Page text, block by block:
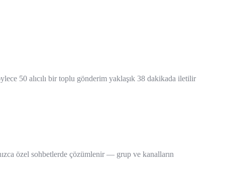
50 alıcılı bir toplu gönderim yaklaşık 38 dakikada iletilir
özel sohbetlerde çözümlenir — grup ve kanalların